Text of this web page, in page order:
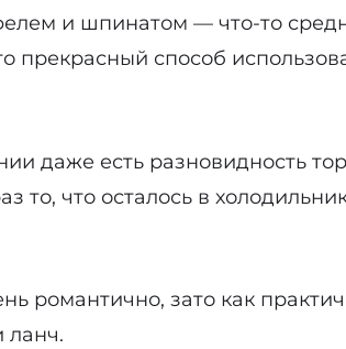
и шпинатом — что-то
прекрасный способ
даже есть разновидность
то, что осталось в
романтично, зато как
ланч.